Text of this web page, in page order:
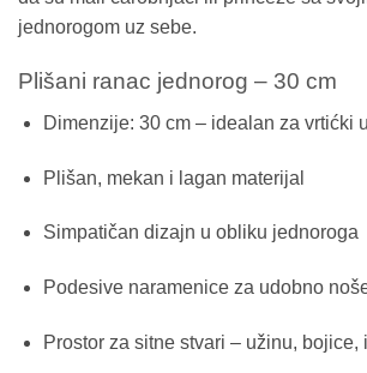
jednorogom uz sebe.
Plišani ranac jednorog – 30 cm
Dimenzije: 30 cm – idealan za vrtićki
Plišan, mekan i lagan materijal
Simpatičan dizajn u obliku jednoroga
Podesive naramenice za udobno
Prostor za sitne stvari – užinu, bojice,